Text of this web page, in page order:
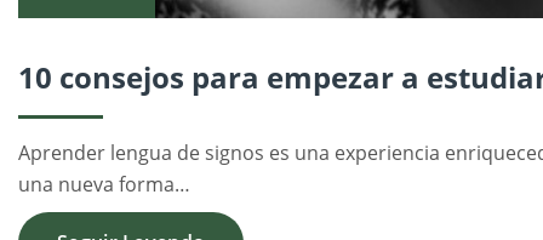
10 consejos para empezar a
Aprender lengua de signos es una experiencia
una nueva forma…